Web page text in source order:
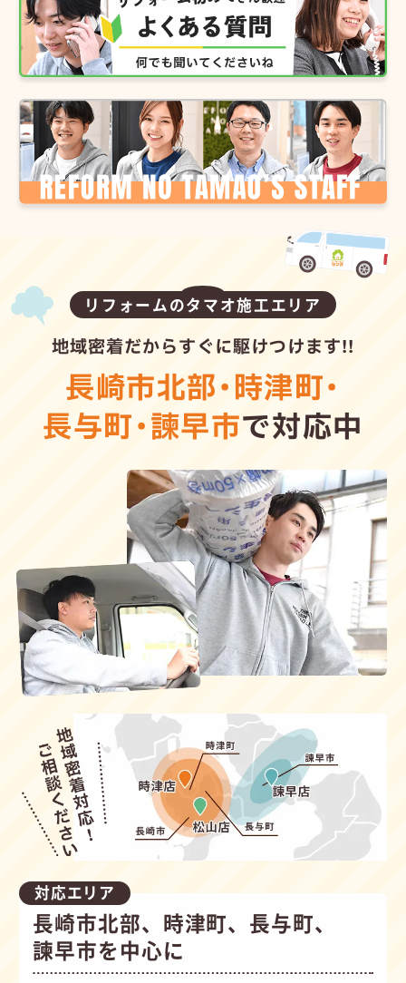
リフォームのタマオ施工エリア
地域密着だからすぐに駆けつけます!!
長崎市北部・時津町・
長与町・諫早市で対応中
対応エリア
長崎市北部、時津町、長与町、
諫早市を中心に